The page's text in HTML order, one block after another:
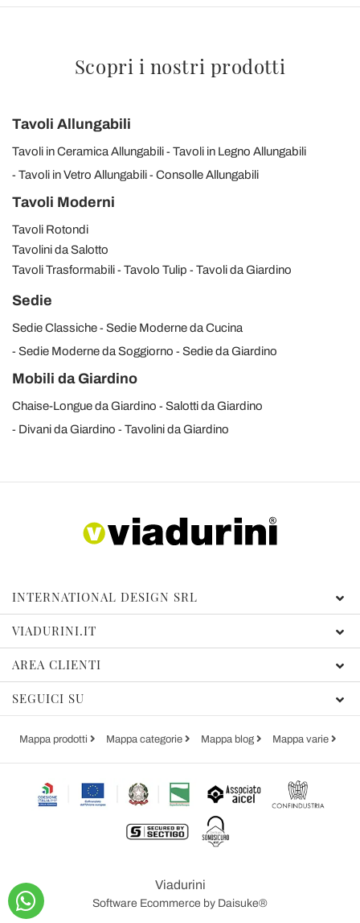
Scopri i nostri prodotti
Tavoli Allungabili
Tavoli in Ceramica Allungabili
Tavoli in Legno Allungabili
Tavoli in Vetro Allungabili
Consolle Allungabili
Tavoli Moderni
Tavoli Rotondi
Tavolini da Salotto
Tavoli Trasformabili
Tavolo Tulip Tavoli da Giardino
Sedie
Sedie Classiche
Sedie Moderne da Cucina
Sedie Moderne da Soggiorno
Sedie da Giardino
Mobili da Giardino
Chaise-Longue da Giardino
Salotti da Giardino
Divani da Giardino
Tavolini da Giardino
INTERNATIONAL DESIGN SRL
VIADURINI.IT
AREA CLIENTI
SEGUICI SU
Mappa prodotti Mappa categorie Mappa blog Mappa varie
Viadurini
Software Ecommerce by Daisuke®